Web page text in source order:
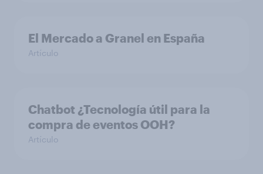
El Mercado a Granel en España
Artículo
Chatbot ¿Tecnología útil para la
compra de eventos OOH?
Artículo